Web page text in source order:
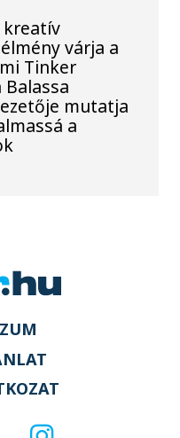
kreatív
várja a
Tinker
mutatja
a